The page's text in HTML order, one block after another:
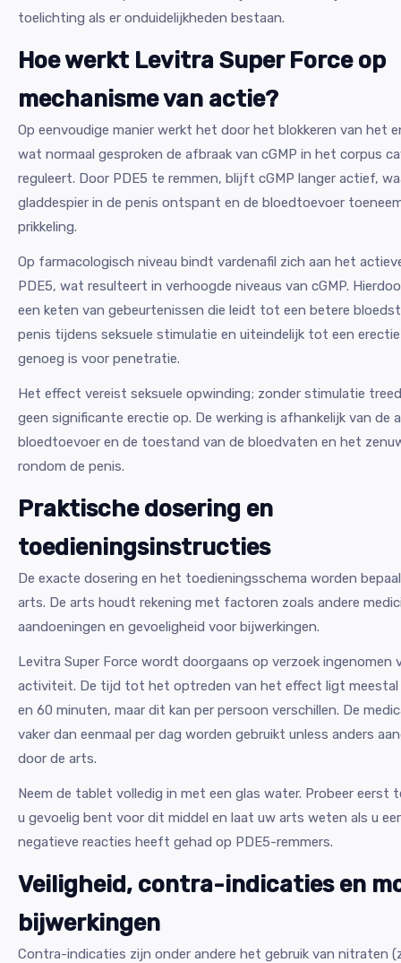
toelichting als er onduidelijkheden bestaan.
Hoe werkt Levitra Super Force op
mechanisme van actie?
Op eenvoudige manier werkt het door het blokkeren van het
wat normaal gesproken de afbraak van cGMP in het corpus
reguleert. Door PDE5 te remmen, blijft cGMP langer actief,
gladdespier in de penis ontspant en de bloedtoevoer
prikkeling.
Op farmacologisch niveau bindt vardenafil zich aan het
PDE5, wat resulteert in verhoogde niveaus van cGMP.
een keten van gebeurtenissen die leidt tot een betere
penis tijdens seksuele stimulatie en uiteindelijk tot een
genoeg is voor penetratie.
Het effect vereist seksuele opwinding; zonder stimulatie
geen significante erectie op. De werking is afhankelijk van de
bloedtoevoer en de toestand van de bloedvaten en het
rondom de penis.
Praktische dosering en
toedieningsinstructies
De exacte dosering en het toedieningsschema worden
arts. De arts houdt rekening met factoren zoals andere
aandoeningen en gevoeligheid voor bijwerkingen.
Levitra Super Force wordt doorgaans op verzoek ingenomen
activiteit. De tijd tot het optreden van het effect ligt meestal
en 60 minuten, maar dit kan per persoon verschillen. De
vaker dan eenmaal per dag worden gebruikt unless anders
door de arts.
Neem de tablet volledig in met een glas water. Probeer eerst
u gevoelig bent voor dit middel en laat uw arts weten als u
negatieve reacties heeft gehad op PDE5-remmers.
Veiligheid, contra-indicaties en
bijwerkingen
Contra-indicaties zijn onder andere het gebruik van nitraten